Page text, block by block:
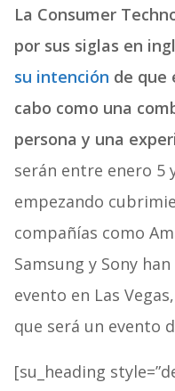
La Consumer
por sus siglas en
su intención de que
cabo como una
persona y una
serán entre enero 5
empezando
compañías como
Samsung y Sony
evento en Las
que será un evento
[su_heading